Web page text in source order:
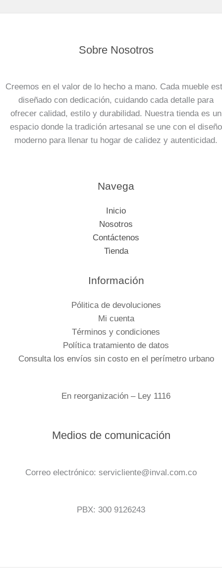
Sobre Nosotros
Creemos en el valor de lo hecho a mano. Cada mueble
diseñado con dedicación, cuidando cada detalle para
ofrecer calidad, estilo y durabilidad. Nuestra tienda es un
espacio donde la tradición artesanal se une con el diseño
moderno para llenar tu hogar de calidez y autenticidad.
Navega
Inicio
Nosotros
Contáctenos
Tienda
Información
Pólitica de devoluciones
Mi cuenta
Términos y condiciones
Política tratamiento de datos
Consulta los envíos sin costo en el perímetro urbano
En reorganización – Ley 1116
Medios de comunicación
Correo electrónico: servicliente@inval.com.co
PBX: 300 9126243